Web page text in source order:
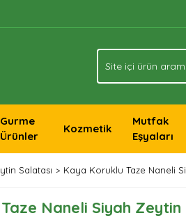
Gurme
Ürünler
Kozmetik
Mutfak
Eşyaları
Salatası Kaya Koruklu Taze Naneli
Naneli Siyah Zeytin